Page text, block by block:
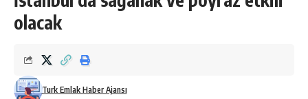
olacak
Turk Emlak Haber Ajansı